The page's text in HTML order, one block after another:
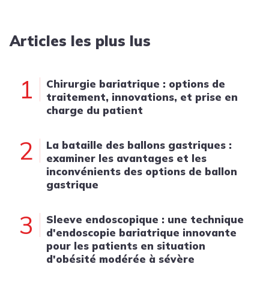
Articles les plus lus
1
Chirurgie bariatrique : options de
traitement, innovations, et prise en
charge du patient
2
La bataille des ballons gastriques :
examiner les avantages et les
inconvénients des options de ballon
gastrique
3
Sleeve endoscopique : une technique
d'endoscopie bariatrique innovante
pour les patients en situation
d'obésité modérée à sévère